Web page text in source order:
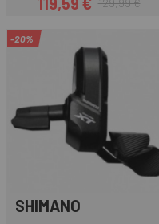
Precio
Precio regular
129,99 €
-20%
SHIMANO